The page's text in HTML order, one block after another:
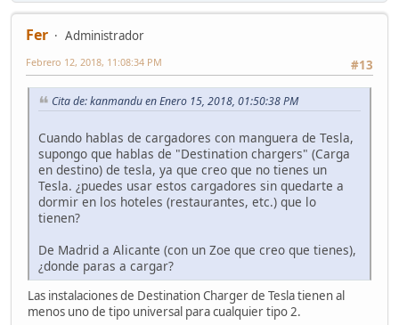
Fer
Administrador
#13
Febrero 12, 2018, 11:08:34 PM
Cita de: kanmandu en Enero 15, 2018, 01:50:38 PM
Cuando hablas de cargadores con manguera de Tesla,
supongo que hablas de "Destination chargers" (Carga
en destino) de tesla, ya que creo que no tienes un
Tesla. ¿puedes usar estos cargadores sin quedarte a
dormir en los hoteles (restaurantes, etc.) que lo
tienen?
De Madrid a Alicante (con un Zoe que creo que tienes),
¿donde paras a cargar?
Las instalaciones de Destination Charger de Tesla tienen al
menos uno de tipo universal para cualquier tipo 2.